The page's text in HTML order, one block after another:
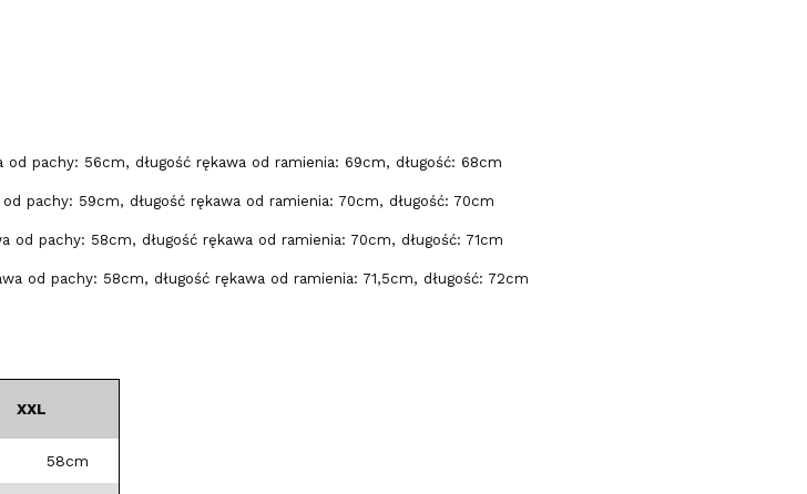
pachy: 56cm, długość rękawa od ramienia: 69cm, długość: 68cm
pachy: 59cm, długość rękawa od ramienia: 70cm, długość: 70cm
pachy: 58cm, długość rękawa od ramienia: 70cm, długość: 71cm
od pachy: 58cm, długość rękawa od ramienia: 71,5cm, długość: 72cm
XXL
58cm